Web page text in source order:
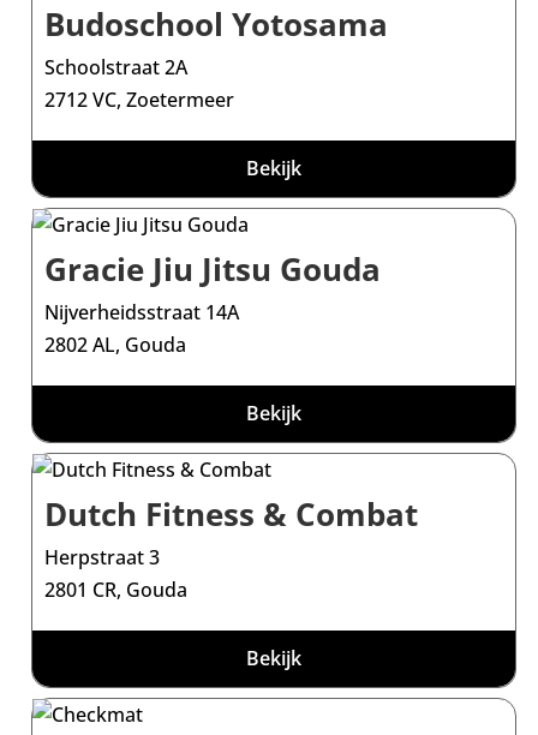
Budoschool Yotosama
Schoolstraat 2A
2712 VC, Zoetermeer
Bekijk
Gracie Jiu Jitsu Gouda
Nijverheidsstraat 14A
2802 AL, Gouda
Bekijk
Dutch Fitness & Combat
Herpstraat 3
2801 CR, Gouda
Bekijk